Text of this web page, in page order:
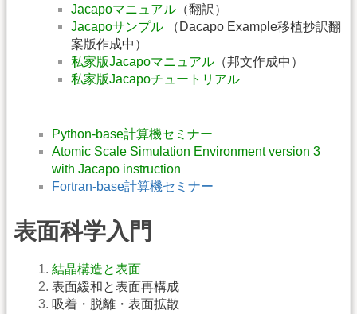
Jacapoマニュアル （翻訳）
Jacapoサンプル （Dacapo Example移植抄訳翻
案版作成中）
私家版Jacapoマニュアル （邦文作成中）
私家版Jacapoチュートリアル
Python-base計算機セミナー
Atomic Scale Simulation Environment version 3
with Jacapo instruction
Fortran-base計算機セミナー
表面科学入門
結晶構造と表面
表面緩和と表面再構成
吸着・脱離・表面拡散